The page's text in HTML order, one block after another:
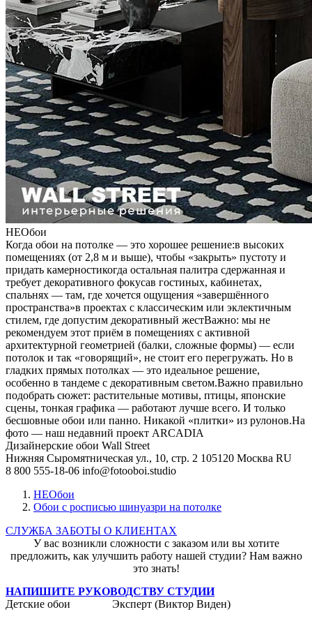
НЕОбои
Когда обои на потолке — это хорошее решение:в высоких
помещениях (от 2,8 м и выше), чтобы «закрыть» пустоту и
придать камерностикогда остальная палитра сдержанная и
требует декоративного фокусав гостиных, кабинетах,
спальнях — там, где хочется ощущения «завершённого
пространства»в проектах с классическим или эклектичным
стилем, где допустим декоративный жестВажно: мы не
рекомендуем этот приём в помещениях с активной
архитектурной геометрией (балки, сложные формы) — если
потолок и так «говорящий», не стоит его перегружать. Но в
гладких прямых потолках — это идеальное решение,
особенно в тандеме с декоративным светом.Важно правильно
подобрать сюжет: растительные мотивы, птицы, японские
сцены, тонкая графика — работают лучше всего. И только
бесшовные обои или панно. Никакой «плитки» из рулонов.На
фото — наш недавний проект ARCADIA
Дизайнерские обои Wall Street
Нижняя Сыромятническая ул., 10, стр. 2 105120 Москва RU
8 800 555-18-06 info@fotooboi.studio
НЕОбои
Обои с росписью шинуазри на потолке
СЛУЖБА ЗАБОТЫ О КЛИЕНТАХ
У вас возникли сложности с заказом или вы хотите
предложить, как улучшить работу нашей студии? Нам важно
это знать!
НАПИШИТЕ РУКОВОДСТВУ СТУДИИ
Детские обои
Эксперт (Виктор Виден)